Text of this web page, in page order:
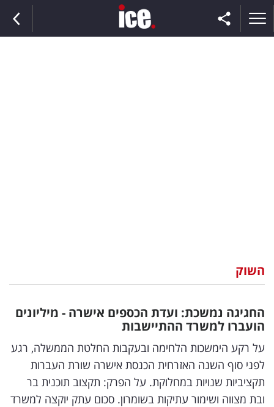
וצרכנות
דיגיטל
וטק
שיווק
ופרסום
השוק
החגיגה נמשכת: ועדת הכספים אישרה - מיליונים
הועברו למשרד ההתיישבות
על רקע הימשכות הלחימה ובעקבות החלטת הממשלה, רגע
לפני סוף השנה האזרחית הכנסת אישרה שורת העברות
תקציביות שנויות במחלוקת. על הפרק: תקצוב תוכנית בר
ובת מצווה ושימור עתיקות בשומרון. סכום עתק יוקצה למשרד